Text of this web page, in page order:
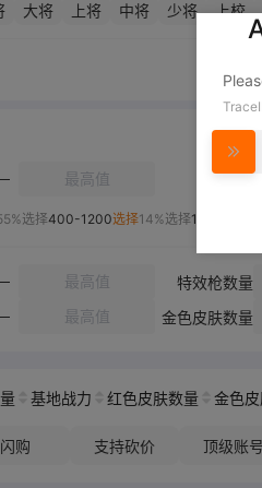
大将 上将 中将 少将 上校
选择400-1200选择14%选择1200-1890
特效枪数量
金色皮肤数量
基地战力 红色皮肤数量 金色
闪购 支持砍价 顶级账号